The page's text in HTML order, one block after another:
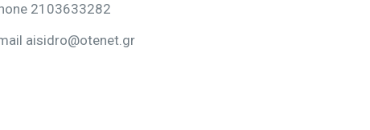
2103633282
aisidro@otenet.gr